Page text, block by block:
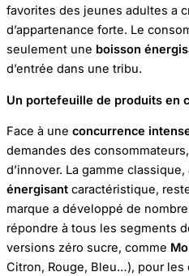
favorites des jeunes adultes a
d’appartenance forte. Le
seulement une boisson
d’entrée dans une tribu.
Un portefeuille de produits en
Face à une concurrence
demandes des consommateurs,
d’innover. La gamme classique,
énergisant caractéristique,
marque a développé de
répondre à tous les segments
versions zéro sucre, comme
Citron, Rouge, Bleu…), pour